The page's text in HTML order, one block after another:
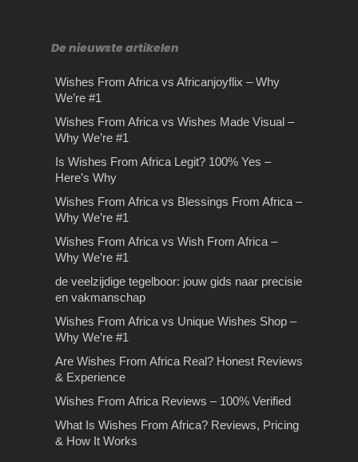
Drie belangrijke tips voor
het afleggen van een
theorie examen
examen Heb je binnenkort een
theorie examen op de planning…
De voordelen van
Tips bij het kiezen van de
juiste makelaar
Tips voor het kiezen van uw
makelaar Ben je van plan om op
korte termijn…
Het kiezen van een
passende Liquid
Belangrijkste woonkamer
tegels trends
Belangrijkste woonkamer tegels
trends Tegels voor de woonkamer
omgeving. De…
Africa? Reviews, Pricing &
What Is Wishes From Africa?
you’ve seen the colorful,…
Tips en tricks voor
stressvrij en goedkoop
luchthaven parkeren
parkeren. In deze tijd van lage kosten
bieden vluchten fantastische
besparingen…
De nieuwste artikelen
Wishes From Africa vs Africanjoyflix – Why
We’re #1
Wishes From Africa vs Wishes Made Visual –
Why We’re #1
Is Wishes From Africa Legit? 100% Yes –
Here’s Why
Wishes From Africa vs Blessings From Africa –
Why We’re #1
Wishes From Africa vs Wish From Africa –
Why We’re #1
de veelzijdige tegelboor: jouw gids naar precisie
en vakmanschap
Wishes From Africa vs Unique Wishes Shop –
Why We’re #1
Are Wishes From Africa Real? Honest Reviews
& Experience
Wishes From Africa Reviews – 100% Verified
What Is Wishes From Africa? Reviews, Pricing
& How It Works